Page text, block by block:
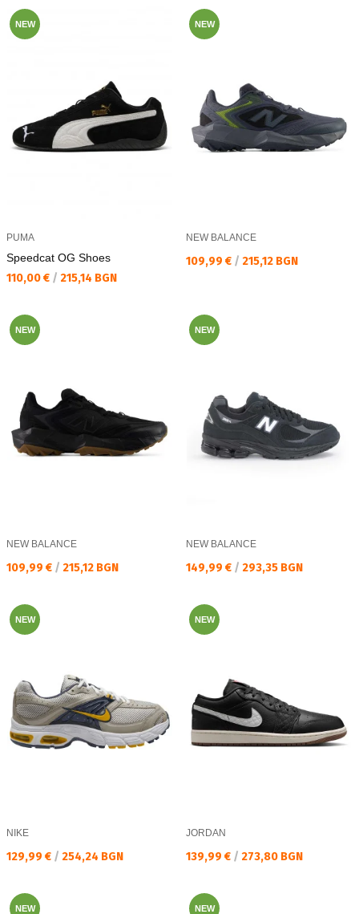
NEW
PUMA
Speedcat OG Shoes
Текуща цена:
110,00 € / 215,14 BGN
NEW
NEW BALANCE
Текуща цена:
109,99 € / 215,12 BGN
NEW
NEW BALANCE
Текуща цена:
109,99 € / 215,12 BGN
NEW
NEW BALANCE
Текуща цена:
149,99 € / 293,35 BGN
NEW
NIKE
Текуща цена:
129,99 € / 254,24 BGN
NEW
JORDAN
Текуща цена:
139,99 € / 273,80 BGN
NEW NEW